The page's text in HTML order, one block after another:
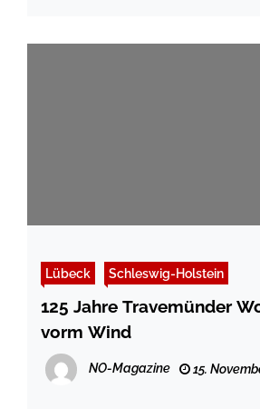
Lübeck Schleswig-Holstein
125 Jahre Travemünder
vorm Wind
NO-Magazine 15.